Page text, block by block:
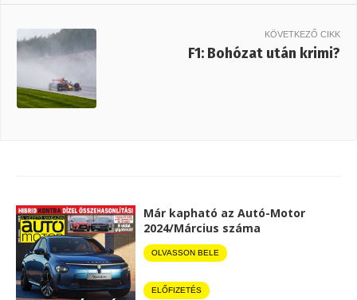
KÖVETKEZŐ CIKK
F1: Bohózat után krimi?
Már kapható az Autó-Motor
2024/Március száma
OLVASSON BELE
ELŐFIZETÉS